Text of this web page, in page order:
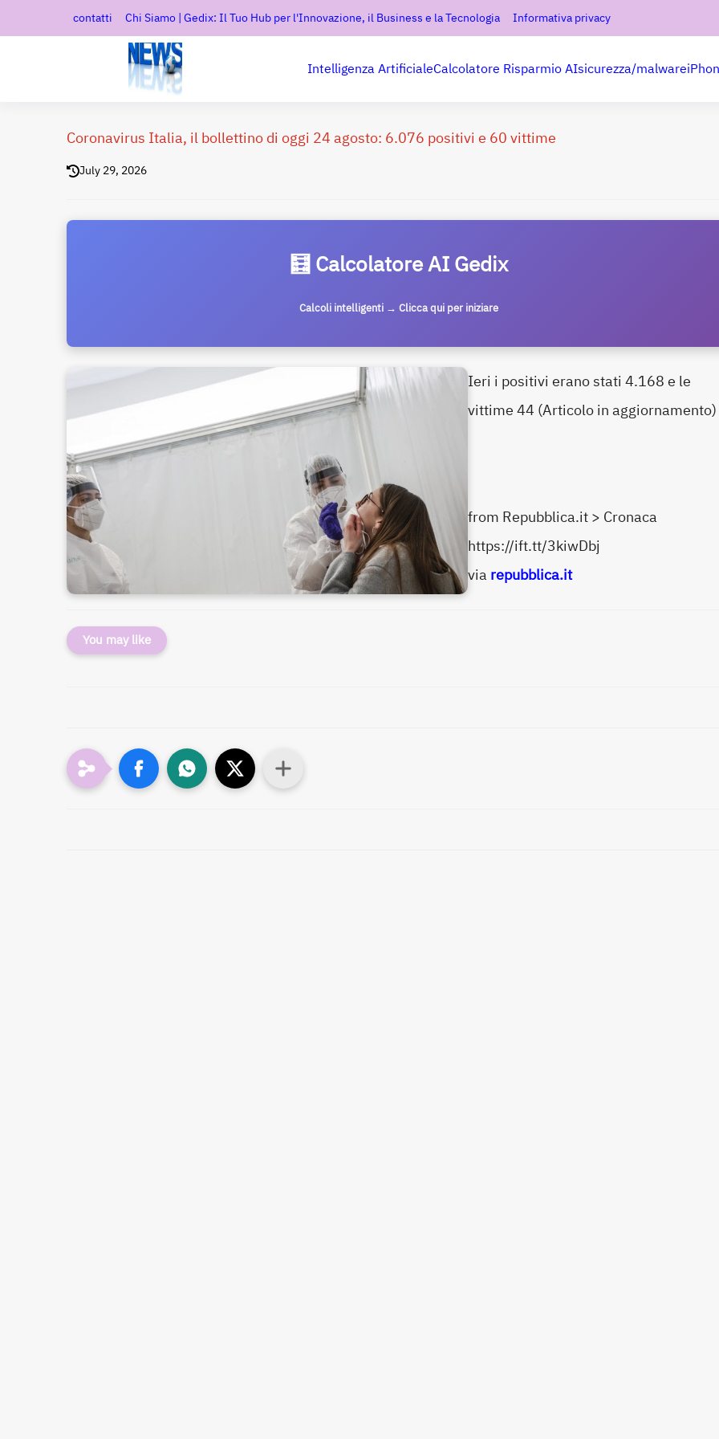
contatti Chi Siamo | Gedix: Il Tuo Hub per l'Innovazione, il Business e la Tecnologia Informativa privacy
Intelligenza ArtificialeCalcolatore Risparmio AIsicurezza/malware
Coronavirus Italia, il bollettino di oggi 24 agosto: 6.076 positivi e 60 vittime
July 29, 2026
🧮 Calcolatore AI Gedix
Calcoli intelligenti → Clicca qui per iniziare
Ieri i positivi erano stati 4.168 e le
vittime 44 (Articolo in aggiornamento)
from Repubblica.it > Cronaca
https://ift.tt/3kiwDbj
via repubblica.it
You may like